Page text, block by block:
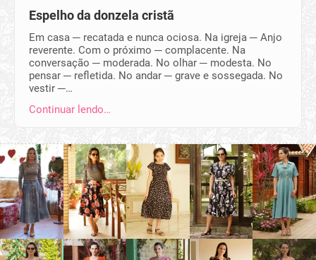
Espelho da donzela cristã
Em casa ─ recatada e nunca ociosa. Na igreja ─ Anjo
reverente. Com o próximo ─ complacente. Na
conversação ─ moderada. No olhar ─ modesta. No
pensar ─ refletida. No andar ─ grave e sossegada. No
vestir ─…
Continuar lendo…